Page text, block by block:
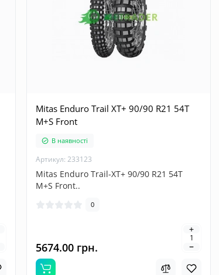
Mitas Enduro Trail XT+ 90/90 R21 54T
M+S Front
В наявності
Артикул: 233123
Mitas Enduro Trail-XT+ 90/90 R21 54T
M+S Front..
0
5674.00 грн.